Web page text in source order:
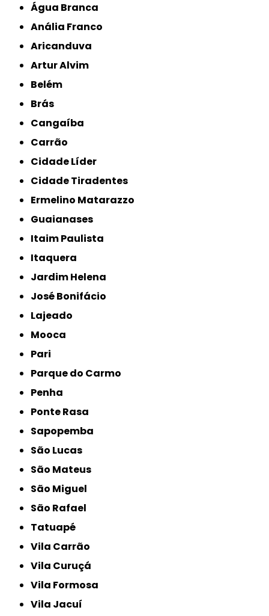
Água Branca
Anália Franco
Aricanduva
Artur Alvim
Belém
Brás
Cangaíba
Carrão
Cidade Líder
Cidade Tiradentes
Ermelino Matarazzo
Guaianases
Itaim Paulista
Itaquera
Jardim Helena
José Bonifácio
Lajeado
Mooca
Pari
Parque do Carmo
Penha
Ponte Rasa
Sapopemba
São Lucas
São Mateus
São Miguel
São Rafael
Tatuapé
Vila Carrão
Vila Curuçá
Vila Formosa
Vila Jacuí